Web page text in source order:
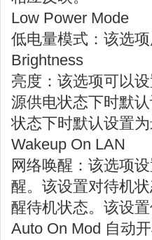
Low Power Mode
低电量模式：该选
Brightness
亮度：该选项可以
源供电状态下时默
状态下时默认设置为
Wakeup On LAN
网络唤醒：该选项
醒。该设置对待机
醒待机状态。该设
Auto On Mod 自动